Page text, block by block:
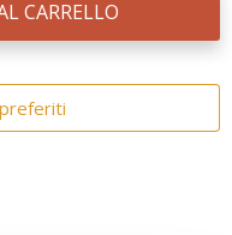
CARRELLO